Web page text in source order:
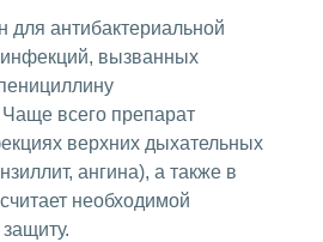
для антибактериальной
вызванных
всего препарат
верхних дыхательных
ангина), а также в
необходимой